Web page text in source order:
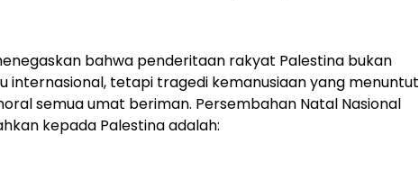
bahwa penderitaan rakyat Palestina bukan
internasional, tetapi tragedi kemanusiaan yang menuntut
semua umat beriman. Persembahan Natal Nasional
kepada Palestina adalah: